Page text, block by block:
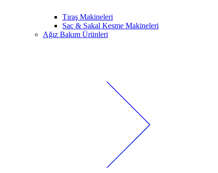
Tıraş Makineleri
Saç & Sakal Kesme Makineleri
Ağız Bakım Ürünleri